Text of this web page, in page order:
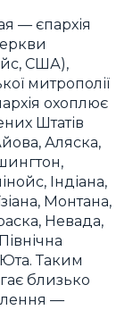
— єпархія
США),
митрополії
охоплює
Штатів
Аляска,
Індіана,
Монтана,
Невада,
Таким
близько
—